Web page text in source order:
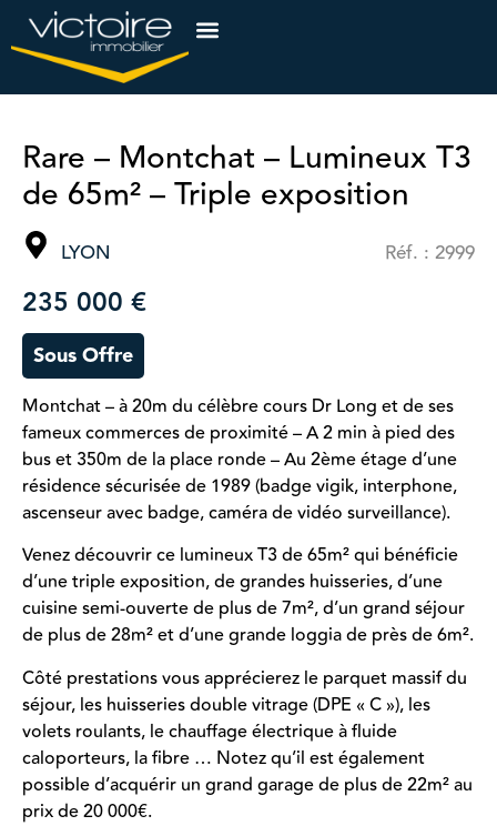
Rare – Montchat – Lumineux T3
de 65m² – Triple exposition
LYON Réf. : 2999
235 000 €
Sous Offre
Montchat – à 20m du célèbre cours Dr Long et de ses
fameux commerces de proximité – A 2 min à pied des
bus et 350m de la place ronde – Au 2ème étage d’une
résidence sécurisée de 1989 (badge vigik, interphone,
ascenseur avec badge, caméra de vidéo surveillance).
Venez découvrir ce lumineux T3 de 65m² qui bénéficie
d’une triple exposition, de grandes huisseries, d’une
cuisine semi-ouverte de plus de 7m², d’un grand séjour
de plus de 28m² et d’une grande loggia de près de 6m².
Côté prestations vous apprécierez le parquet massif du
séjour, les huisseries double vitrage (DPE « C »), les
volets roulants, le chauffage électrique à fluide
caloporteurs, la fibre … Notez qu’il est également
possible d’acquérir un grand garage de plus de 22m² au
prix de 20 000€.